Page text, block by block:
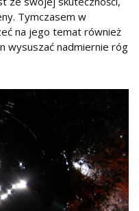
Tymczasem w
na jego temat również
wysuszać nadmiernie róg